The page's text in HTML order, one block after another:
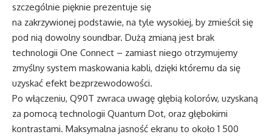
szczególnie pięknie prezentuje się
na zakrzywionej podstawie, na tyle wysokiej, by zmieścił się
pod nią dowolny soundbar. Dużą zmianą jest brak
technologii One Connect – zamiast niego otrzymujemy
zmyślny system maskowania kabli, dzięki któremu da się
uzyskać efekt bezprzewodowości.
Po włączeniu, Q90T zwraca uwagę głębią kolorów, uzyskaną
za pomocą technologii Quantum Dot, oraz głębokimi
kontrastami. Maksymalna jasność ekranu to około 1 500